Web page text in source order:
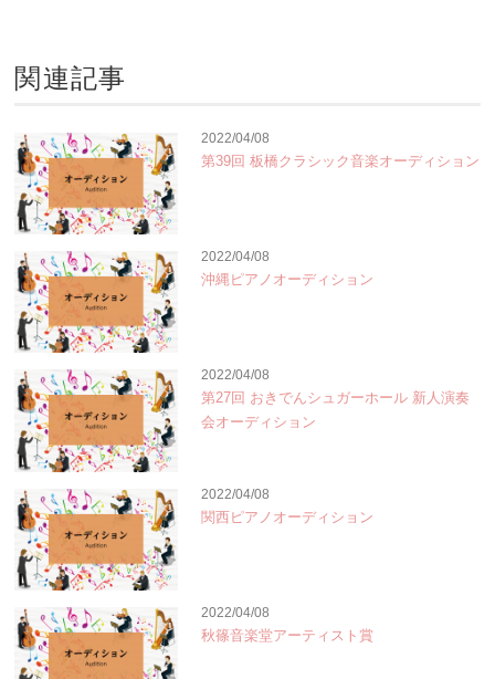
関連記事
2022/04/08
第39回 板橋クラシック音楽オーディション
2022/04/08
沖縄ピアノオーディション
2022/04/08
第27回 おきでんシュガーホール 新人演奏
会オーディション
2022/04/08
関西ピアノオーディション
2022/04/08
秋篠音楽堂アーティスト賞